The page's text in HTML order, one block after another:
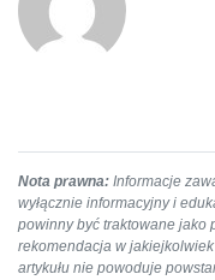
Nota prawna: Informacje
wyłącznie informacyjny i
powinny być traktowane jako
rekomendacja w
artykułu nie powoduje